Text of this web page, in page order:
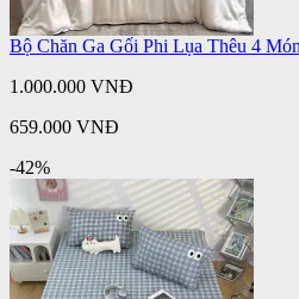
Bộ Chăn Ga Gối Phi Lụa Thêu 4
1.000.000 VNĐ
659.000 VNĐ
-42%